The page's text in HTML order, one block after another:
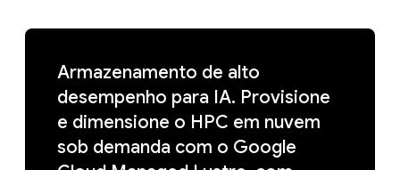
Armazenamento de alto
desempenho para IA. Provisione
e dimensione o HPC em nuvem
sob demanda com o Google